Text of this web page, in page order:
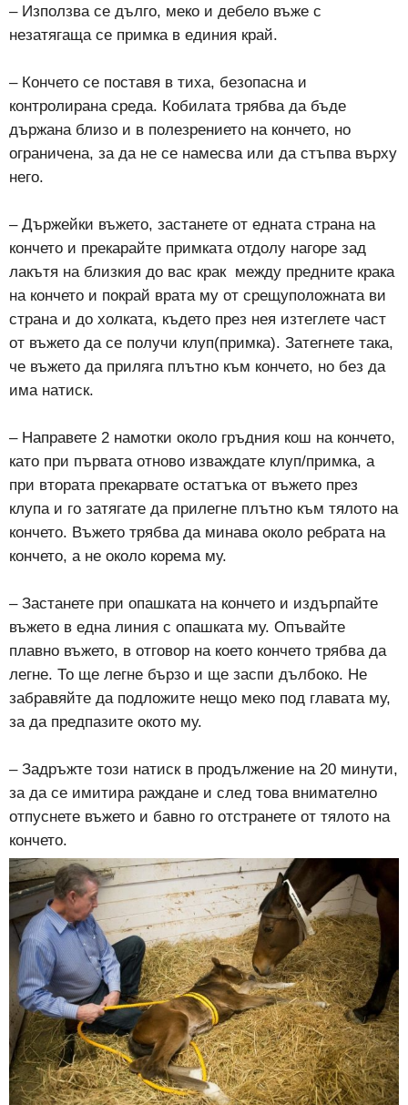
– Използва се дълго, меко и дебело въже с
незатягаща се примка в единия край.
– Кончето се поставя в тиха, безопасна и
контролирана среда. Кобилата трябва да бъде
държана близо и в полезрението на кончето, но
ограничена, за да не се намесва или да стъпва върху
него.
– Държейки въжето, застанете от едната страна на
кончето и прекарайте примката отдолу нагоре зад
лакътя на близкия до вас крак между предните крака
на кончето и покрай врата му от срещуположната ви
страна и до холката, където през нея изтеглете част
от въжето да се получи клуп(примка). Затегнете така,
че въжето да приляга плътно към кончето, но без да
има натиск.
– Направете 2 намотки около гръдния кош на кончето,
като при първата отново изваждате клуп/примка, а
при втората прекарвате остатъка от въжето през
клупа и го затягате да прилегне плътно към тялото на
кончето. Въжето трябва да минава около ребрата на
кончето, а не около корема му.
– Застанете при опашката на кончето и издърпайте
въжето в една линия с опашката му. Опъвайте
плавно въжето, в отговор на което кончето трябва да
легне. То ще легне бързо и ще заспи дълбоко. Не
забравяйте да подложите нещо меко под главата му,
за да предпазите окото му.
– Задръжте този натиск в продължение на 20 минути,
за да се имитира раждане и след това внимателно
отпуснете въжето и бавно го отстранете от тялото на
кончето.